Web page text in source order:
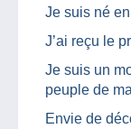
Je suis né
J’ai reçu le
Je suis un
peuple de
Envie de